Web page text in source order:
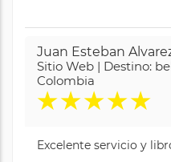
Juan Esteban
Sitio Web | Destino:
Colombia
★★★★★
Excelente servicio y